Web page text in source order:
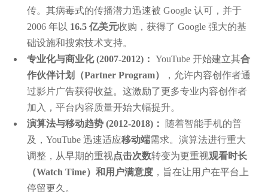
传。其病毒式的传播潜力迅速被 Google 认可，并于
2006 年以 16.5 亿美元收购，获得了 Google 强大的基
础设施和搜索技术支持。
专业化与商业化 (2007-2012)： YouTube 开始建立其合
作伙伴计划（Partner Program）
，允许内容创作者通
过影片广告获得收益。这激励了更多专业内容创作者
加入，平台内容质量开始大幅提升。
演算法与移动趋势 (2012-2018)：
随着智能手机的普
及，YouTube 迅速适应移动端需求。演算法进行重大
调整，从早期的重视点击次数转变为更重视观看时长
（Watch Time） 和 用户满意度，旨在让用户在平台上
停留更久。